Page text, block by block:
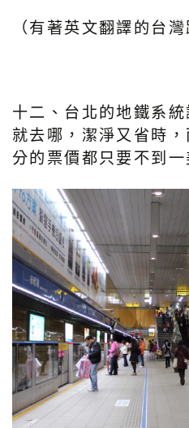
（有著英文翻譯的台灣
十二、台北的地鐵系
就去哪，潔淨又省時
分的票價都只要不到一